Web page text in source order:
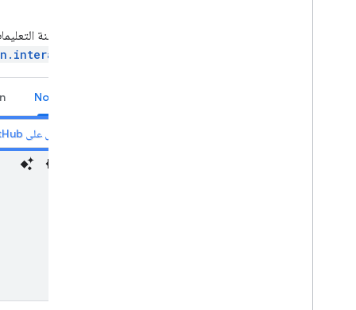
توضح عينة
Node.js
عرض على GitHub